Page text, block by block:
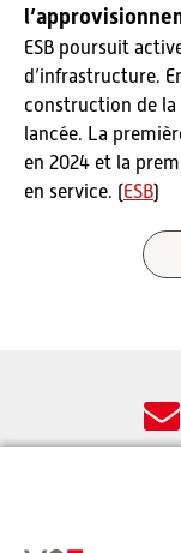
ESB poursuit
d’infrastructure.
construction de la
lancée. La
en 2024 et la
en service. (ESB)